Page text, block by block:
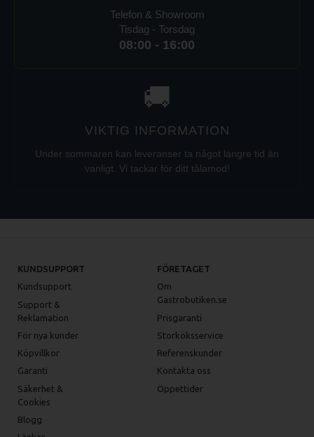
Telefon & Showroom
Tisdag - Torsdag
08:00 - 16:00
🚚
VIKTIG INFORMATION
Under sommaren kan leveranser ta något längre tid än
vanligt. Vi tackar för ditt tålamod!
KUNDSUPPORT
Kundsupport
Support &
Reklamation
För nya kunder
Köpvillkor
Garanti
Säkerhet &
Cookies
Blogg
FÖRETAGET
Om
Gastrobutiken.se
Prisgaranti
Storköksservice
Referenskunder
Kontakta oss
Öppettider